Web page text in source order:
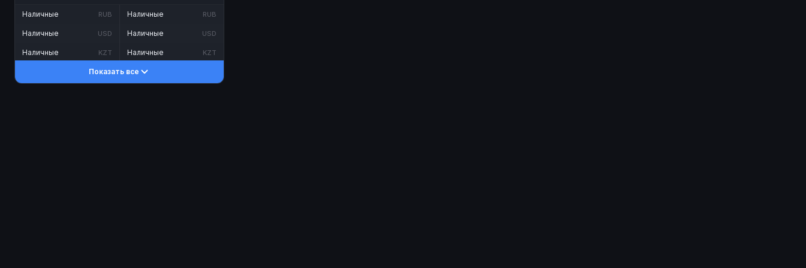
Наличные RUB
Наличные USD
Наличные KZT
Наличные RUB
Наличные USD
Наличные KZT
Показать все